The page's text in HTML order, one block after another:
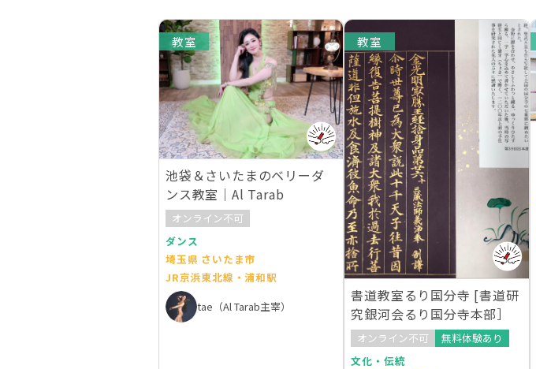
教室
池袋＆さいたまのベリーダ
ンス教室｜Al Tarab
オンライン不可
ダンス
埼玉県 さいたま市
JR京浜東北線・浦和駅
tae（Al Tarab主宰）
教室
書道教室るり国分寺 [書道研
究銀河会るり国分寺本部］
オンライン不可
無料体験あり
文化・伝統